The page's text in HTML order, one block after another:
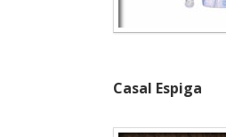
Casal Espiga